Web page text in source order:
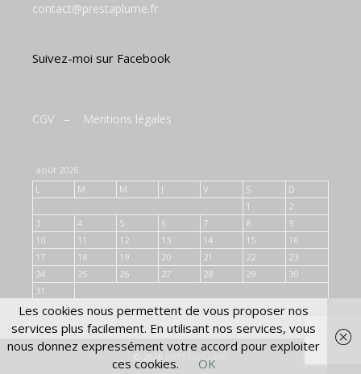
contact@prestaplume.fr
Suivez-moi sur Facebook
CGV – Mentions légales
août 2026
L
M M J V S
D
1
2
3
4 5 6 7 8
9
10
11 12 13 14 15
16
17
18 19 20 21 22
23
24
25 26 27 28 29
30
31
« Juil
Les cookies nous permettent de vous proposer nos
services plus facilement. En utilisant nos services, vous
nous donnez expressément votre accord pour exploiter
ces cookies.
OK